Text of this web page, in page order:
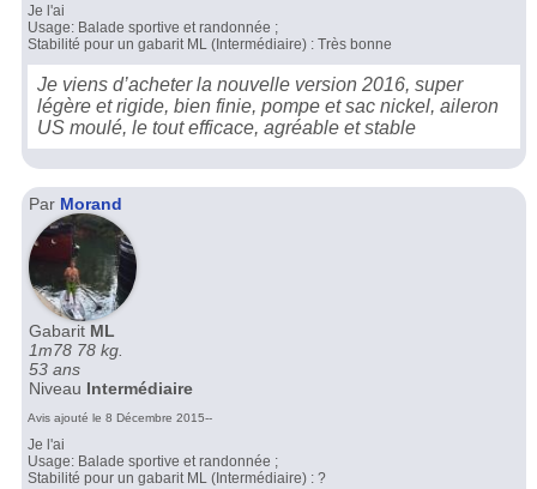
Je l'ai
Usage: Balade sportive et randonnée ;
Stabilité pour un gabarit ML (Intermédiaire) : Très bonne
Je viens d’acheter la nouvelle version 2016, super
légère et rigide, bien finie, pompe et sac nickel, aileron
US moulé, le tout efficace, agréable et stable
Par Morand
Gabarit ML
1m78 78 kg.
53 ans
Niveau Intermédiaire
Avis ajouté le 8 Décembre 2015--
Je l'ai
Usage: Balade sportive et randonnée ;
Stabilité pour un gabarit ML (Intermédiaire) : ?